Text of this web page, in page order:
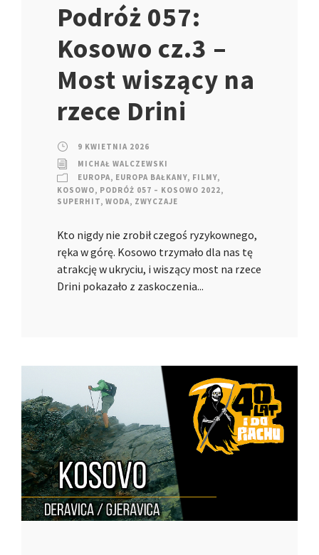
Podróż 057:
Kosowo cz.3 –
Most wiszący na
rzece Drini
9 KWIETNIA 2026
MICHAŁ WALCZEWSKI
EUROPA, EUROPA BAŁKANY, FILMY,
KOSOWO, PODRÓŻ 057 – KOSOWO 2022,
SUPERHIT, WODA, ZWYCZAJE
Kto nigdy nie zrobił czegoś ryzykownego,
ręka w górę. Kosowo trzymało dla nas tę
atrakcję w ukryciu, i wiszący most na rzece
Drini pokazało z zaskoczenia...